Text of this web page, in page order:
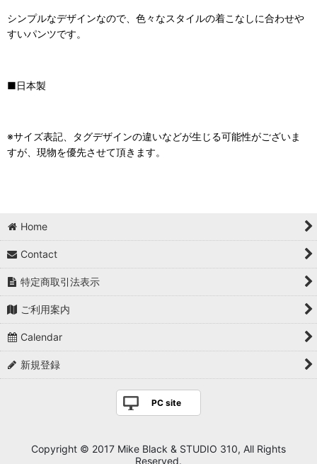
シンプルなデザインなので、色々なスタイルの着こなしに合わせや
すいパンツです。
■日本製
※サイズ表記、タグデザインの違いなどが生じる可能性がございま
すが、現物を優先させて頂きます。
Home
Contact
特定商取引法表示
ご利用案内
Calendar
新規登録
PC site
Copyright © 2017 Mike Black & STUDIO 310, All Rights
Reserved.